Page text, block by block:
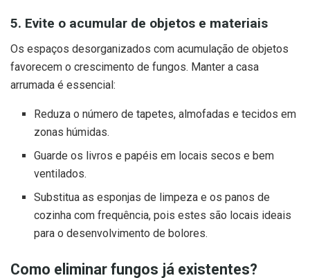
5. Evite o acumular de objetos e materiais
Os espaços desorganizados com acumulação de objetos
favorecem o crescimento de fungos. Manter a casa
arrumada é essencial:
Reduza o número de tapetes, almofadas e tecidos em
zonas húmidas.
Guarde os livros e papéis em locais secos e bem
ventilados.
Substitua as esponjas de limpeza e os panos de
cozinha com frequência, pois estes são locais ideais
para o desenvolvimento de bolores.
Como eliminar fungos já existentes?